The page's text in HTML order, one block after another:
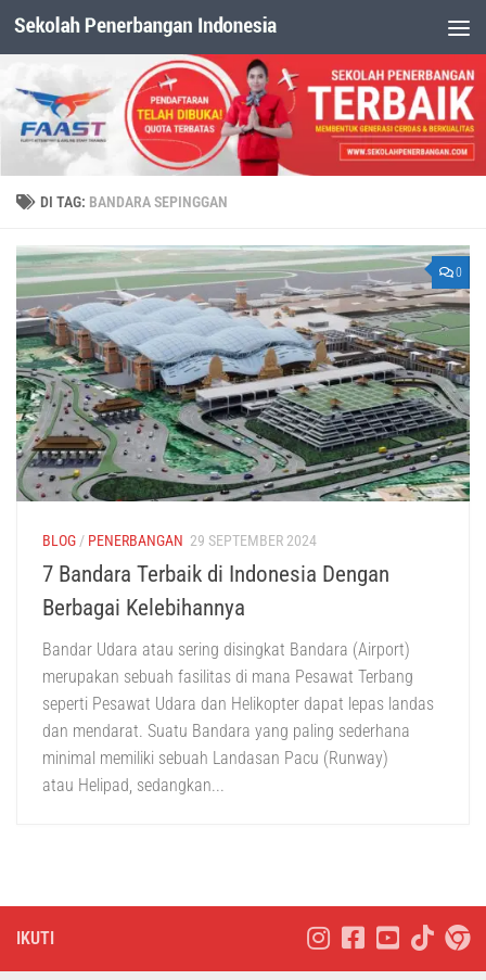
Dibawah Konten
DI TAG: BANDARA SEPINGGAN
0
BLOG / PENERBANGAN 29 SEPTEMBER 2024
7 Bandara Terbaik di Indonesia Dengan
Berbagai Kelebihannya
Bandar Udara atau sering disingkat Bandara (Airport)
merupakan sebuah fasilitas di mana Pesawat Terbang
seperti Pesawat Udara dan Helikopter dapat lepas landas
dan mendarat. Suatu Bandara yang paling sederhana
minimal memiliki sebuah Landasan Pacu (Runway)
atau Helipad, sedangkan...
IKUTI